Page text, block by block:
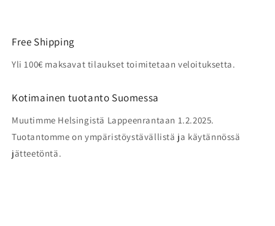
Free Shipping
Yli 100€ maksavat tilaukset toimitetaan veloituksetta.
Kotimainen tuotanto Suomessa
Muutimme Helsingistä Lappeenrantaan 1.2.2025.
Tuotantomme on ympäristöystävällistä ja käytännössä
jätteetöntä.